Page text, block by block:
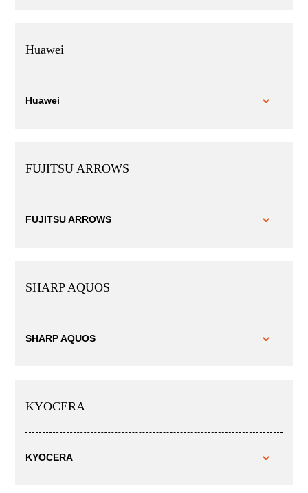
Huawei
Huawei
FUJITSU ARROWS
FUJITSU ARROWS
SHARP AQUOS
SHARP AQUOS
KYOCERA
KYOCERA